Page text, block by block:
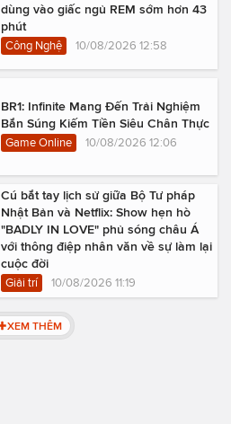
dùng vào giấc ngủ REM sớm hơn 43
phút
Công Nghệ 10/08/2026 12:58
BR1: Infinite Mang Đến Trải Nghiệm
Bắn Súng Kiếm Tiền Siêu Chân Thực
Game Online 10/08/2026 12:06
Cú bắt tay lịch sử giữa Bộ Tư pháp
Nhật Bản và Netflix: Show hẹn hò
"BADLY IN LOVE" phủ sóng châu Á
với thông điệp nhân văn về sự làm lại
cuộc đời
Giải trí 10/08/2026 11:19
XEM THÊM